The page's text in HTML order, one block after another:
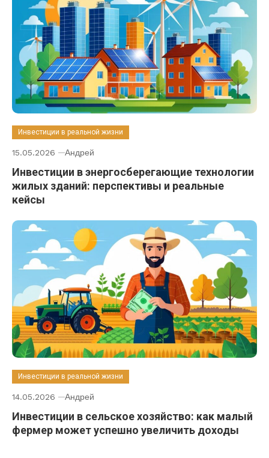
Инвестиции в реальной жизни
15.05.2026 Андрей
Инвестиции в энергосберегающие технологии
жилых зданий: перспективы и реальные
кейсы
Инвестиции в реальной жизни
14.05.2026 Андрей
Инвестиции в сельское хозяйство: как малый
фермер может успешно увеличить доходы